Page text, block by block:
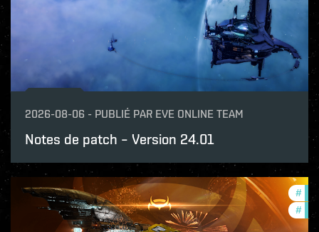
2026-08-06 - PUBLIÉ PAR EVE ONLINE TEAM
Notes de patch – Version 24.01
#
#